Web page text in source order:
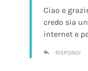
Ciao e
credo sia
internet e
RISPONDI